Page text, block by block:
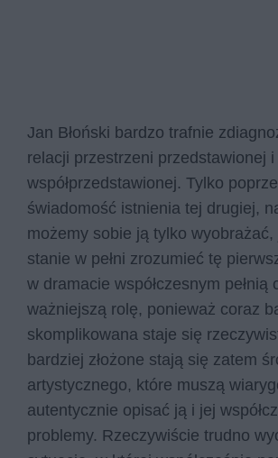
Jan Błoński bardzo trafnie
relacji przestrzeni przedstawionej i
współprzedstawionej. Tylko
świadomość istnienia tej drugiej,
możemy sobie ją tylko
stanie w pełni zrozumieć tę
w dramacie współczesnym pełnią
ważniejszą rolę, ponieważ coraz
skomplikowana staje się
bardziej złożone stają się zatem
artystycznego, które muszą
autentycznie opisać ją i jej
problemy. Rzeczywiście trudno